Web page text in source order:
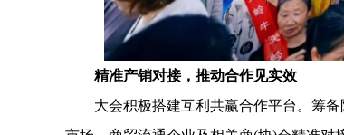
精准产销对接，推动合作见实效
大会积极搭建互利共赢合作平台。筹备